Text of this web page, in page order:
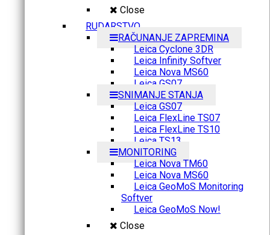
Close
RUDARSTVO
RAČUNANJE ZAPREMINA
Leica Cyclone 3DR
Leica Infinity Softver
Leica Nova MS60
Leica GS07
SNIMANJE STANJA
Leica GS07
Leica FlexLine TS07
Leica FlexLine TS10
Leica TS13
MONITORING
Leica Nova TM60
Leica Nova MS60
Leica GeoMoS Monitoring
Softver
Leica GeoMoS Now!
Close